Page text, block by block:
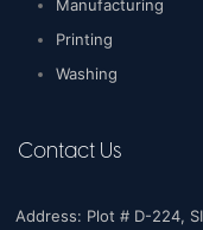
Manufacturing
Printing
Washing
Contact Us
Address: Plot # D-224,